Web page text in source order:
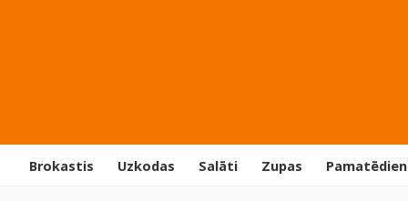
Brokastis Uzkodas Salāti Zupas